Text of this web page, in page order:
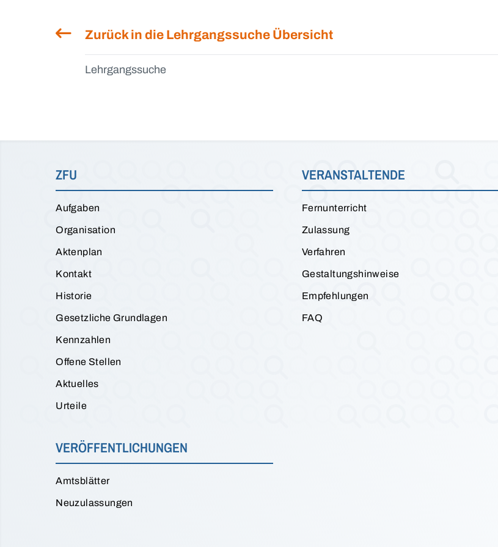
Zurück in die Lehrgangssuche Übersicht
Lehrgangssuche
ZFU
Aufgaben
Organisation
Aktenplan
Kontakt
Historie
Gesetzliche Grundlagen
Kennzahlen
Offene Stellen
Aktuelles
Urteile
VERANSTALTENDE
Fernunterricht
Zulassung
Verfahren
Gestaltungshinweise
Empfehlungen
FAQ
VERÖFFENTLICHUNGEN
Amtsblätter
Neuzulassungen